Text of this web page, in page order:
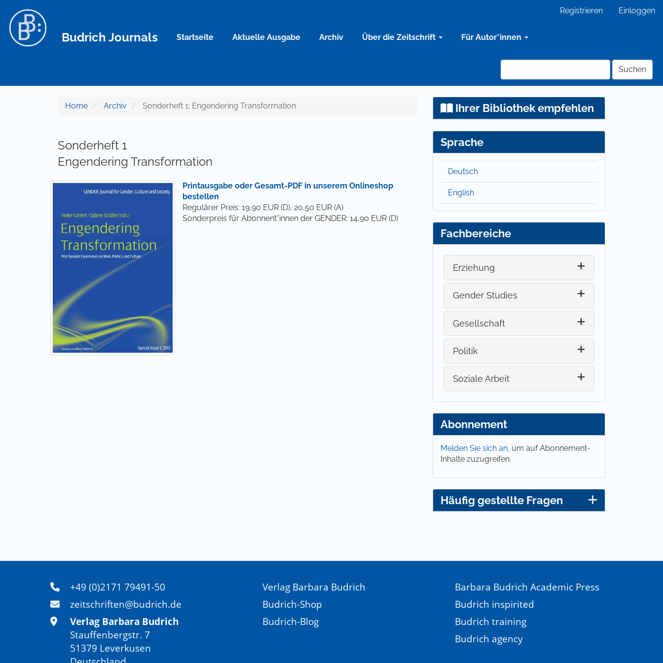
Hauptinhalt
Sidebar
Registrieren Einloggen
Budrich Journals Startseite Aktuelle Ausgabe Archiv Über die Zeitschrift Für Autor*innen
Suchen
Home Archiv Sonderheft 1: Engendering Transformation
Sonderheft 1
Engendering Transformation
Printausgabe oder Gesamt-PDF in unserem Onlineshop
bestellen
Regulärer Preis: 19,90 EUR (D), 20,50 EUR (A)
Sonderpreis für Abonnent*innen der GENDER: 14,90 EUR (D)
Ihrer Bibliothek empfehlen
Sprache
Deutsch
English
Fachbereiche
Erziehung
Gender Studies
Gesellschaft
Politik
Soziale Arbeit
Abonnement
Melden Sie sich an, um auf Abonnement-
Inhalte zuzugreifen.
Häufig gestellte Fragen
+49 (0)2171 79491-50
zeitschriften@budrich.de
Verlag Barbara Budrich
Stauffenbergstr. 7
51379 Leverkusen
Verlag Barbara Budrich
Budrich-Shop
Budrich-Blog
Barbara Budrich Academic Press
Budrich inspirited
Budrich training
Budrich agency